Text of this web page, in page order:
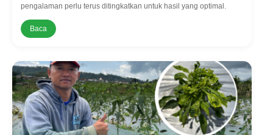
pengalaman perlu terus ditingkatkan untuk hasil yang optimal.
Baca